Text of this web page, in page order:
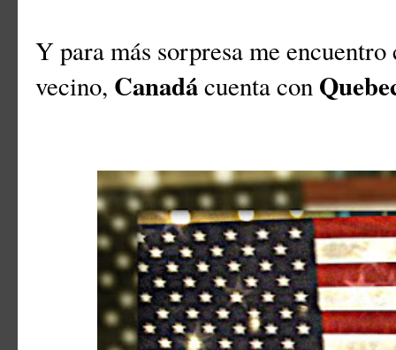
Y para más sorpresa me
vecino, Canadácuenta con